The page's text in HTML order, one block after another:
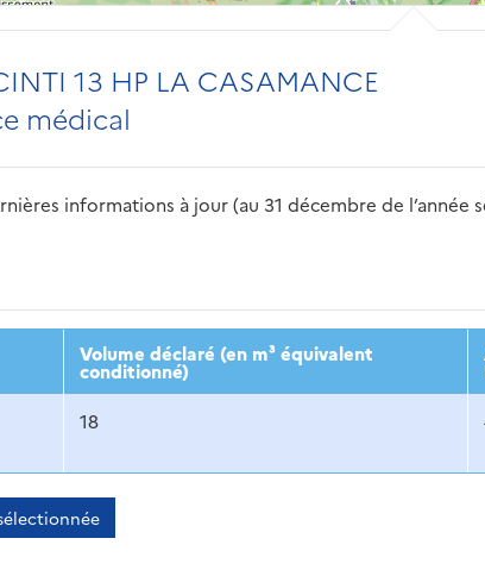
13 HP LA CASAMANCE
médical
informations à jour (au 31 décembre de
2015 2016 2017 2018
Volume déclaré (en m³ équivalent
conditionné)
18